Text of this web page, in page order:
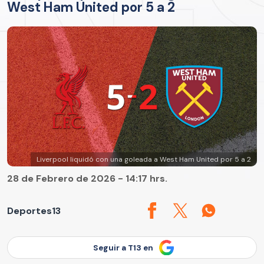
West Ham United por 5 a 2
Liverpool liquidó con una goleada a West Ham United por 5 a 2
Deportes13
28 de Febrero de 2026 - 14:17 hrs.
Seguir a T13 en